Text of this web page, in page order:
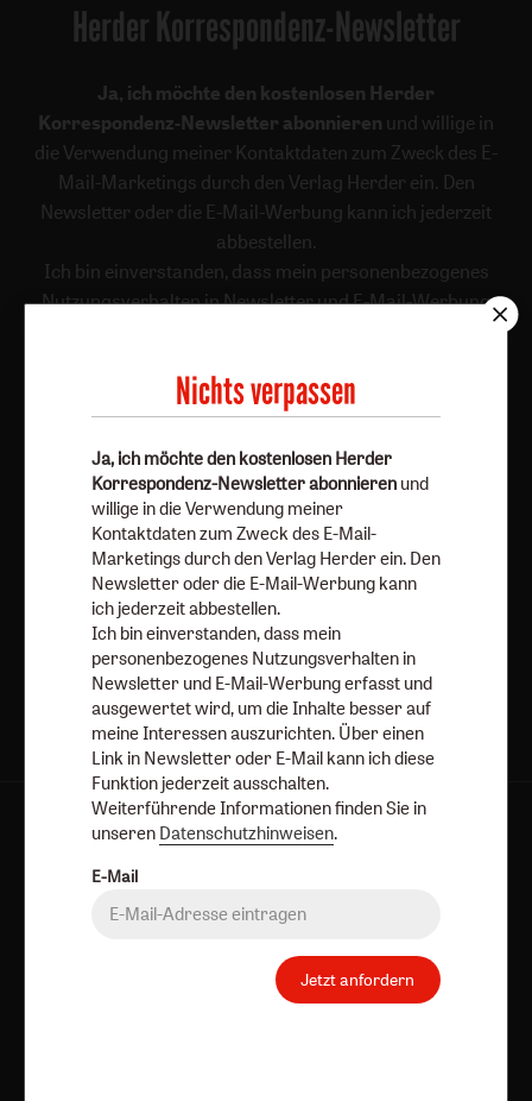
Herder Korrespondenz-Newsletter
Ja, ich möchte den kostenlosen Herder
Korrespondenz-Newsletter abonnieren und willige in
die Verwendung meiner Kontaktdaten zum Zweck des E-
Mail-Marketings durch den Verlag Herder ein. Den
Newsletter oder die E-Mail-Werbung kann ich jederzeit
abbestellen.
Ich bin einverstanden, dass mein personenbezogenes
Nutzungsverhalten in Newsletter und E-Mail-Werbung
erfasst und ausgewertet wird, um die Inhalte besser auf
Newsletter oder E-Mail kann ich diese Funktion jederzeit
ausschalten.
Weiterführende Informationen finden Sie in unseren
Datenschutzhinweisen.
AGB und Widerrufsbelehrung
Barrierefreiheit
Nichts verpassen
Ja, ich möchte den kostenlosen Herder
Korrespondenz-Newsletter abonnieren und
willige in die Verwendung meiner
Kontaktdaten zum Zweck des E-Mail-
Marketings durch den Verlag Herder ein. Den
Newsletter oder die E-Mail-Werbung kann
ich jederzeit abbestellen.
Ich bin einverstanden, dass mein
personenbezogenes Nutzungsverhalten in
Newsletter und E-Mail-Werbung erfasst und
ausgewertet wird, um die Inhalte besser auf
meine Interessen auszurichten. Über einen
Link in Newsletter oder E-Mail kann ich diese
Funktion jederzeit ausschalten.
Weiterführende Informationen finden Sie in
unseren Datenschutzhinweisen.
E-Mail
Jetzt anfordern